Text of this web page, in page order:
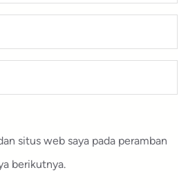
situs web saya pada peramban
berikutnya.